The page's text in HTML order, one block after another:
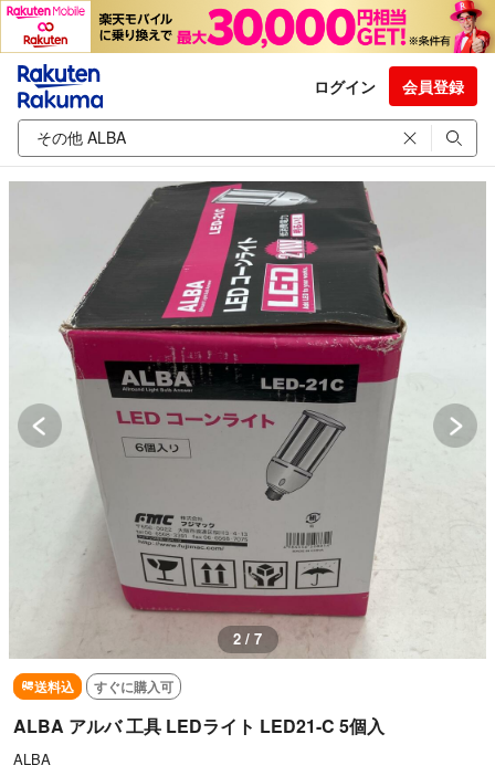
ログイン 会員登録
2 / 7
送料込 すぐに購入可
ALBA アルバ 工具 LEDライト LED21-C 5個入
ALBA